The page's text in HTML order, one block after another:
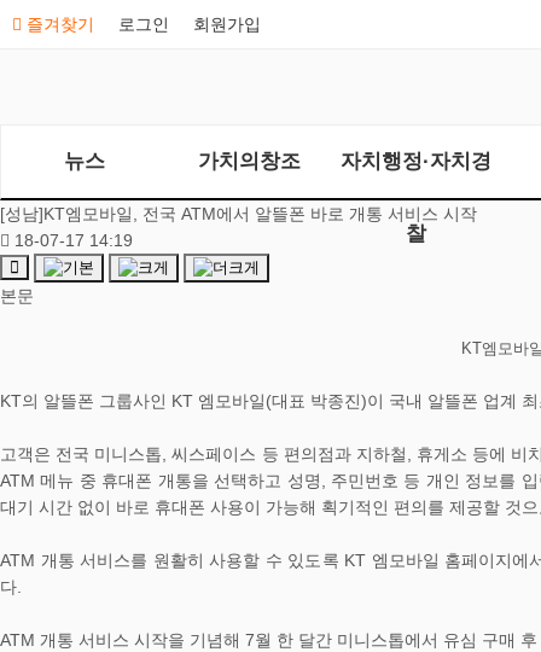
즐겨찾기 로그인 회원가입
뉴스 가치의창조 자치행정·자치경
찰
[성남]KT엠모바일, 전국 ATM에서 알뜰폰 바로 개통 서비스 시작
18-07-17 14:19
본문
KT엠모바
KT의 알뜰폰 그룹사인 KT 엠모바일(대표 박종진)이 국내 알뜰폰 업계
고객은 전국 미니스톱, 씨스페이스 등 편의점과 지하철, 휴게소 등에
ATM 메뉴 중 휴대폰 개통을 선택하고 성명, 주민번호 등 개인 정보를
대기 시간 없이 바로 휴대폰 사용이 가능해 획기적인 편의를 제공할 것
ATM 개통 서비스를 원활히 사용할 수 있도록 KT 엠모바일 홈페이지
다.
ATM 개통 서비스 시작을 기념해 7월 한 달간 미니스톱에서 유심 구매